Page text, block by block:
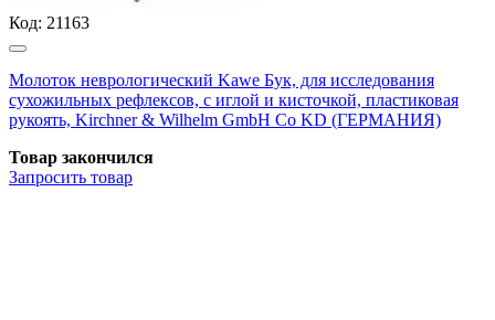
Код: 21163
Молоток неврологический Kawe Бук, для исследования
сухожильных рефлексов, с иглой и кисточкой, пластиковая
рукоять, Kirchner & Wilhelm GmbH Co KD (ГЕРМАНИЯ)
Товар закончился
Запросить товар